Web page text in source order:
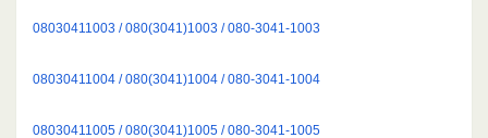
08030411003 / 080(3041)1003 / 080-3041-1003
08030411004 / 080(3041)1004 / 080-3041-1004
08030411005 / 080(3041)1005 / 080-3041-1005